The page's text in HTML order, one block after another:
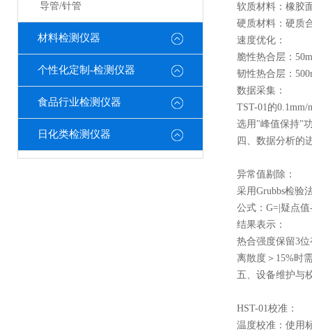
导管/针管
材料检测仪器
个性化定制-检测仪器
食品行业检测仪器
日化类检测仪器
软质材料：橡胶
硬质材料：硬质
速度优化：
脆性热合层：
韧性热合层：
数据采集：
TST-01的
选用"峰值保持"
四、数据分析的
异常值剔除：
采用Grubbs检验
公式：G=|疑点
结果表示：
热合强度保留3
离散度＞15%时
五、设备维护与
HST-01校准：
温度校准：使用